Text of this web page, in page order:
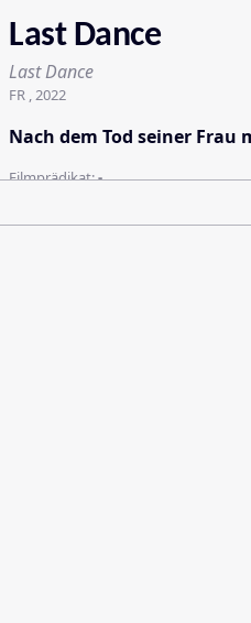
Last Dance
Last Dance
FR , 2022
Nach dem Tod seiner
Filmprädikat:-